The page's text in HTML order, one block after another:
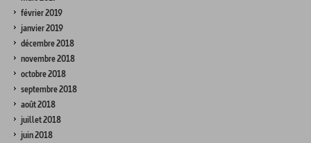
février 2019
janvier 2019
décembre 2018
novembre 2018
octobre 2018
septembre 2018
août 2018
juillet 2018
juin 2018